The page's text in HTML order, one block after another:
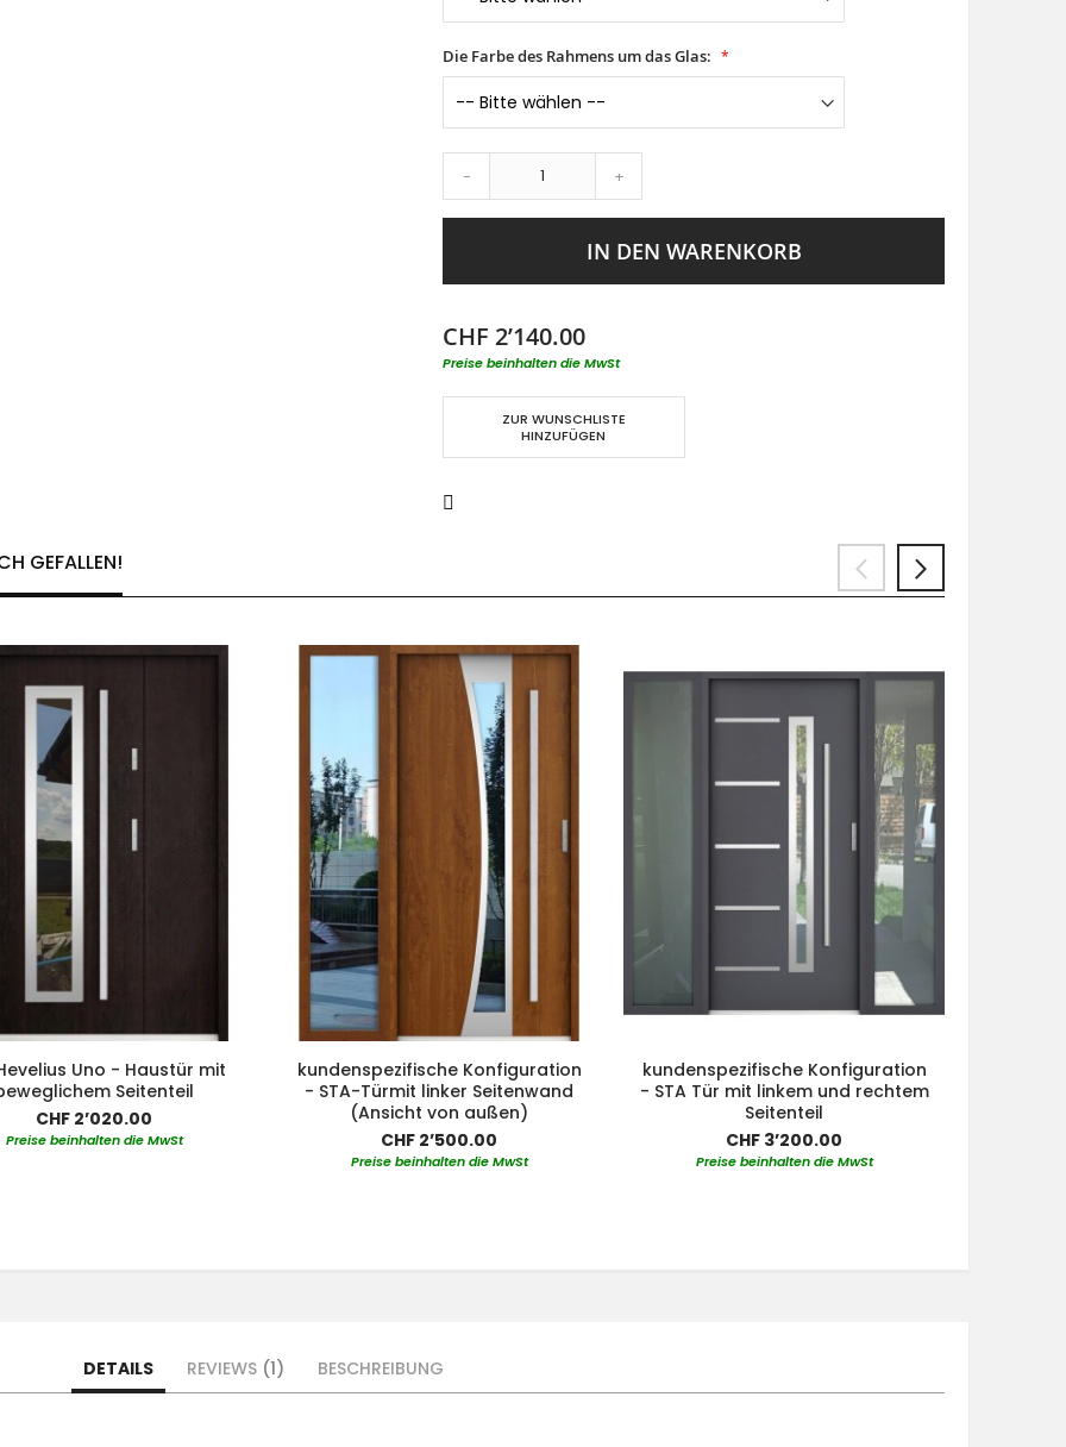
Die Farbe des Rahmens um das Glas:
- +
IN DEN WARENKORB
CHF 2’140.00
Preise beinhalten die MwSt
ZUR WUNSCHLISTE
HINZUFÜGEN
GEFALLEN!
Uno - Haustür mit
Seitenteil
CHF 2’020.00
Preise beinhalten die MwSt
kundenspezifische Konfiguration
- STA-Türmit linker Seitenwand
(Ansicht von außen)
CHF 2’500.00
Preise beinhalten die MwSt
kundenspezifische Konfiguration
- STA Tür mit linkem und rechtem
Seitenteil
CHF 3’200.00
Preise beinhalten die MwSt
DETAILS REVIEWS 1 BESCHREIBUNG